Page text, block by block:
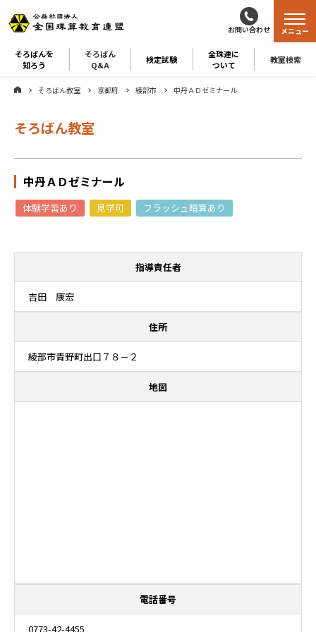
お問い合わせ
そろばんを
知ろう
そろばん
Q&A
検定試験
全珠連に
ついて
教室検索
メニュー
そろばん教室 京都府 綾部市 中丹ＡＤゼミナール
そろばん教室
中丹ＡＤゼミナール
体験学習あり 見学可 フラッシュ暗算あり
指導責任者
吉田 康宏
住所
綾部市青野町出口７８－２
地図
電話番号
0773-42-4455